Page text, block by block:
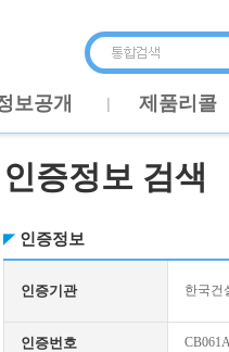
보공개 제품리콜
인증정보 검색
인증정보
인증기관 한국건
인증번호